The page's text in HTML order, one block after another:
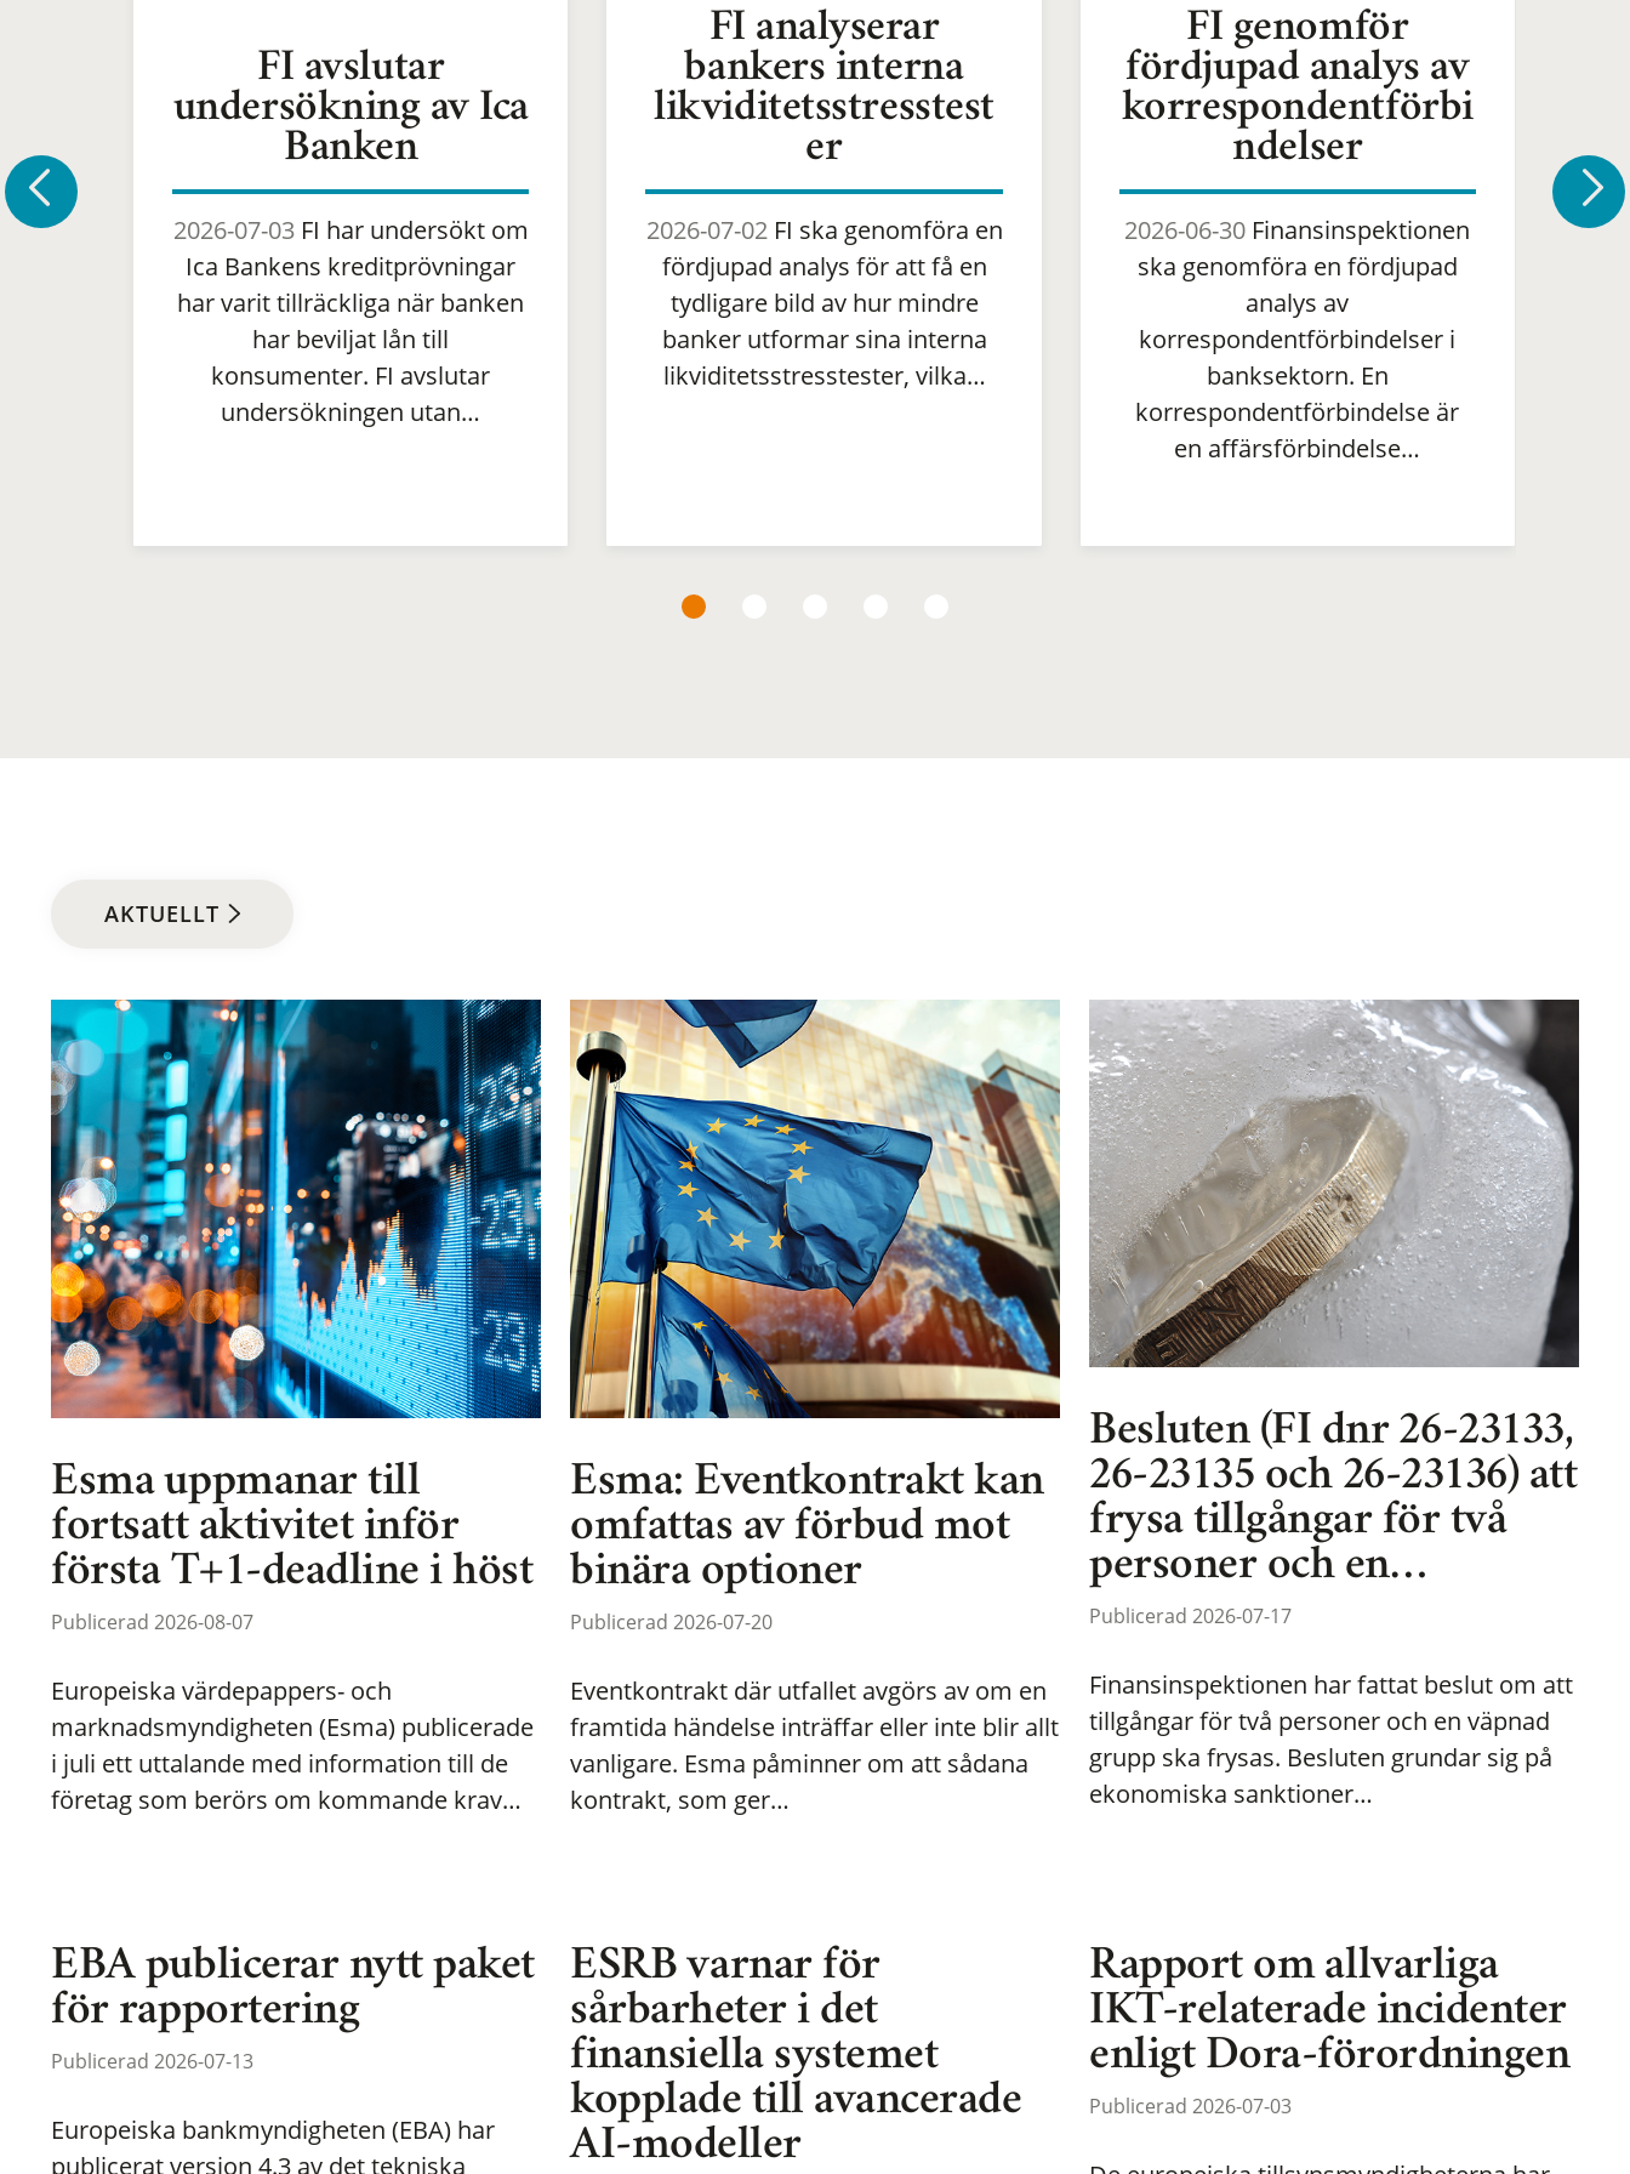
FI avslutar
undersökning av Ica
Banken
2026-07-03FI har undersökt om
Ica Bankens kreditprövningar
har varit tillräckliga när banken
har beviljat lån till
konsumenter. FI avslutar
undersökningen utan…
FI analyserar
bankers interna
likviditetsstresstest
er
2026-07-02FI ska genomföra en
fördjupad analys för att få en
tydligare bild av hur mindre
banker utformar sina interna
likviditetsstresstester, vilka…
FI genomför
fördjupad analys av
korrespondentförbi
ndelser
2026-06-30 Finansinspektionen
ska genomföra en fördjupad
analys av
korrespondentförbindelser i
banksektorn. En
korrespondentförbindelse är
en affärsförbindelse…
AKTUELLT
Esma uppmanar till
fortsatt aktivitet inför
första T+1-deadline i höst
Publicerad 2026-08-07
Europeiska värdepappers- och
marknadsmyndigheten (Esma) publicerade
i juli ett uttalande med information till de
företag som berörs om kommande krav…
Esma: Eventkontrakt kan
omfattas av förbud mot
binära optioner
Publicerad 2026-07-20
Eventkontrakt där utfallet avgörs av om en
framtida händelse inträffar eller inte blir allt
vanligare. Esma påminner om att sådana
kontrakt, som ger…
Besluten (FI dnr 26-23133,
26-23135 och 26-23136) att
frysa tillgångar för två
personer och en…
Publicerad 2026-07-17
Finansinspektionen har fattat beslut om att
tillgångar för två personer och en väpnad
grupp ska frysas. Besluten grundar sig på
ekonomiska sanktioner…
EBA publicerar nytt paket
för rapportering
Publicerad 2026-07-13
Europeiska bankmyndigheten (EBA) har
publicerat version 4.3 av det tekniska
ESRB varnar för
sårbarheter i det
finansiella systemet
kopplade till avancerade
AI-modeller
Rapport om allvarliga
IKT-relaterade incidenter
enligt Dora-förordningen
Publicerad 2026-07-03